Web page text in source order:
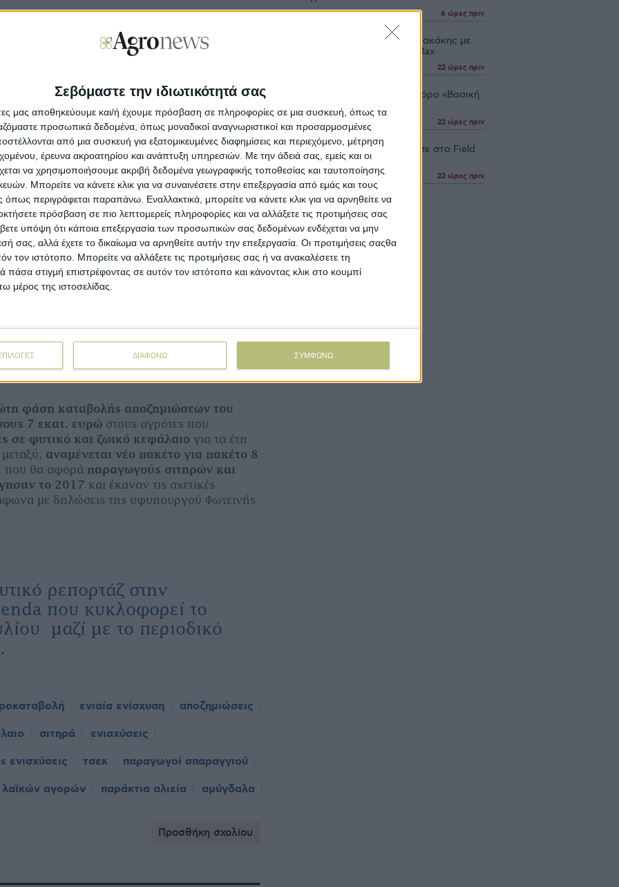
Σεβόμαστε την ιδιωτικότητά σας
μας αποθηκεύουμε και/ή έχουμε πρόσβαση σε πληροφορίες σε μια συσκευή, όπως τα
προσωπικά δεδομένα, όπως μοναδικοί αναγνωριστικοί και προσαρμοσμένες
από μια συσκευή για εξατομικευμένες διαφημίσεις και περιεχόμενο, μέτρηση
έρευνα ακροατηρίου και ανάπτυξη υπηρεσιών. Με την άδειά σας, εμείς και οι
να χρησιμοποιήσουμε ακριβή δεδομένα γεωγραφικής τοποθεσίας και ταυτοποίησης
Μπορείτε να κάνετε κλικ για να συναινέσετε στην επεξεργασία από εμάς και τους
περιγράφεται παραπάνω. Εναλλακτικά, μπορείτε να κάνετε κλικ για να αρνηθείτε να
πρόσβαση σε πιο λεπτομερείς πληροφορίες και να αλλάξετε τις προτιμήσεις σας
υπόψη ότι κάποια επεξεργασία των προσωπικών σας δεδομένων ενδέχεται να μην
σας, αλλά έχετε το δικαίωμα να αρνηθείτε αυτήν την επεξεργασία. Οι προτιμήσεις σαςθα
τον ιστότοπο. Μπορείτε να αλλάξετε τις προτιμήσεις σας ή να ανακαλέσετε τη
στιγμή επιστρέφοντας σε αυτόν τον ιστότοπο και κάνοντας κλικ στο κουμπί
μέρος της ιστοσελίδας.
ΔΙΑΦΩΝΩ ΣΥΜΦΩΝΩ
Συνθήκες καθεστώτος
ο τρόπος για
να πηγαίνει ηπληρωµή των
σηµασίας (de minimis)στον τοµέα της
15,2 εκατ. ευρώ
, δεδοµένου ότι η
την
υποδοχή των αιτήσεων
θα είναι
Παρασκευή 28 Αυγούστου
. Εν τω µεταξύ για
να έχει ολοκληρωθεί η διαδικασία
για τον πράσινο τρύγο, ωστόσοεκκρεµεί η
συναρµόδια υπουργεία, γεγονός που
πληρωµή για τον Σεπτέµβριο.
µέσα στον Σεπτέµβριοφαίνεται να
των παραγωγών λαϊκών
να δηµοσιευτεί και η απαραίτητη ΚΥΑ
της πληρωµής.
του 2019, µετά 8 εκατ. για ΠΣΕΑ του
φάση καταβολής αποζηµιώσεων του
7 εκατ. ευρώ στους αγρότες που
σε φυτικό και ζωικό κεφάλαιο για τα έτη
αναµένεται νέο πακέτο για πακέτο 8
, που θα αφορά παραγωγούς σιτηρών και
το 2017 και έκαναν τις σχετικές
µε δηλώσεις της υφυπουργού Φωτεινής
ρεπορτάζ στην
που κυκλοφορεί το
μαζί με το περιοδικό
ενιαία ενίσχυση
αποζημιώσεις
σιτηρά
ενισχύσεις
ενισχύσεις τσεκ
παραγωγοί σπαραγγιού
αγορών παράκτια αλιεία αμύγδαλα
Προσθήκη σχολίου
6 ώρες πριν
Στο πλευρό της ΕΠΟΜΕΑ η Σαρακάκης με
παραχώρηση ενός Maxus T60 Max
22 ώρες πριν
Η Ford επαναπροσδιορίζει τον όρο «Βασική
22 ώρες πριν
Η DiscoPlus RT 500 Pro ξεχώρισε στο Field
Day της Siptec στο Κιλκίς
22 ώρες πριν